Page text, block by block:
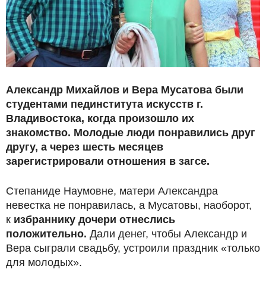
Александр Михайлов и Вера Мусатова были
студентами пединститута искусств г.
Владивостока, когда произошло их
знакомство. Молодые люди понравились друг
другу, а через шесть месяцев
зарегистрировали отношения в загсе.
Степаниде Наумовне, матери Александра
невестка не понравилась, а Мусатовы, наоборот,
к избраннику дочери отнеслись
положительно. Дали денег, чтобы Александр и
Вера сыграли свадьбу, устроили праздник «только
для молодых».